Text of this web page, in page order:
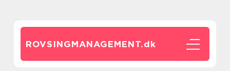
ROVSINGMANAGEMENT.dk